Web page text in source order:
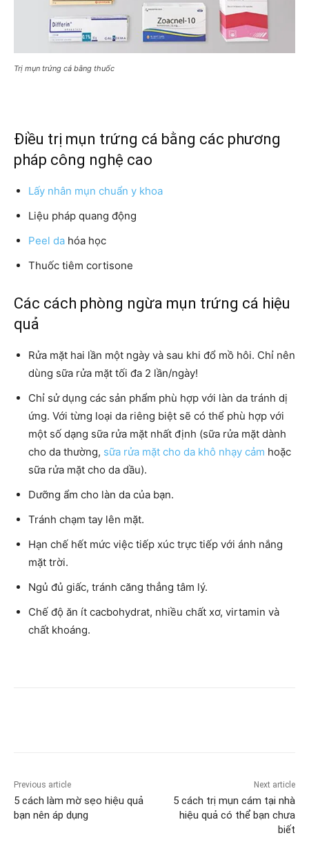
Trị mụn trứng cá bằng thuốc
Điều trị mụn trứng cá bằng các phương
pháp công nghệ cao
Lấy nhân mụn chuẩn y khoa
Liệu pháp quang động
Peel da hóa học
Thuốc tiêm cortisone
Các cách phòng ngừa mụn trứng cá hiệu
quả
Rửa mặt hai lần một ngày và sau khi đổ mồ hôi. Chỉ nên
dùng sữa rửa mặt tối đa 2 lần/ngày!
Chỉ sử dụng các sản phẩm phù hợp với làn da tránh dị
ứng. Với từng loại da riêng biệt sẽ có thể phù hợp với
một số dạng sữa rửa mặt nhất định (sữa rửa mặt dành
cho da thường, sữa rửa mặt cho da khô nhạy cảm hoặc
sữa rửa mặt cho da dầu).
Dưỡng ẩm cho làn da của bạn.
Tránh chạm tay lên mặt.
Hạn chế hết mức việc tiếp xúc trực tiếp với ánh nắng
mặt trời.
Ngủ đủ giấc, tránh căng thẳng tâm lý.
Chế độ ăn ít cacbohydrat, nhiều chất xơ, virtamin và
chất khoáng.
Previous article
5 cách làm mờ sẹo hiệu quả
bạn nên áp dụng
Next article
5 cách trị mụn cám tại nhà
hiệu quả có thể bạn chưa
biết